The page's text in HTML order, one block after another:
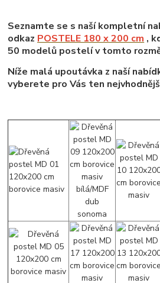
Seznamte se s naší kompletní
odkaz POSTELE 180 x 200 cm ,
50 modelů postelí v tomto
Níže malá upoutávka z naší
vyberete pro Vás ten